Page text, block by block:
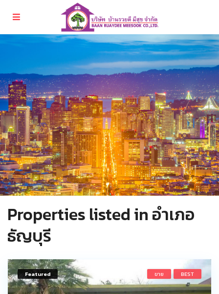
Properties listed in อำเภอ
ธัญบุรี
Featured ขาย BEST